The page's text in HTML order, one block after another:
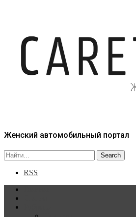
Женский автомобильный портал
RSS